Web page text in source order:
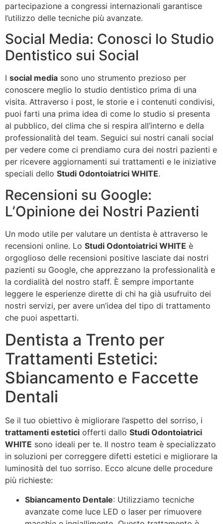
partecipazione a congressi internazionali garantisce
l’utilizzo delle tecniche più avanzate.
Social Media: Conosci lo Studio
Dentistico sui Social
I social media sono uno strumento prezioso per
conoscere meglio lo studio dentistico prima di una
visita. Attraverso i post, le storie e i contenuti condivisi,
puoi farti una prima idea di come lo studio si presenta
al pubblico, del clima che si respira all’interno e della
professionalità del team. Seguici sui nostri canali social
per vedere come ci prendiamo cura dei nostri pazienti e
per ricevere aggiornamenti sui trattamenti e le iniziative
speciali dello Studi Odontoiatrici WHITE.
Recensioni su Google:
L’Opinione dei Nostri Pazienti
Un modo utile per valutare un dentista è attraverso le
recensioni online. Lo Studi Odontoiatrici WHITE è
orgoglioso delle recensioni positive lasciate dai nostri
pazienti su Google, che apprezzano la professionalità e
la cordialità del nostro staff. È sempre importante
leggere le esperienze dirette di chi ha già usufruito dei
nostri servizi, per avere un’idea del tipo di trattamento
che puoi aspettarti.
Dentista a Trento per
Trattamenti Estetici:
Sbiancamento e Faccette
Dentali
Se il tuo obiettivo è migliorare l’aspetto del sorriso, i
trattamenti estetici offerti dallo Studi Odontoiatrici
WHITE sono ideali per te. Il nostro team è specializzato
in soluzioni per correggere difetti estetici e migliorare la
luminosità del tuo sorriso. Ecco alcune delle procedure
più richieste:
Sbiancamento Dentale: Utilizziamo tecniche
avanzate come luce LED o laser per rimuovere